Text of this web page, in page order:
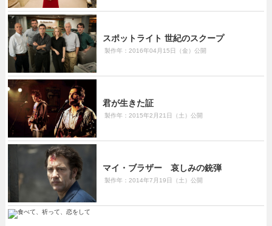
スポットライト 世紀のスクープ
製作年：2016年04月15日（金）公開
君が生きた証
製作年：2015年2月21日（土）公開
マイ・ブラザー 哀しみの銃弾
製作年：2014年7月19日（土）公開